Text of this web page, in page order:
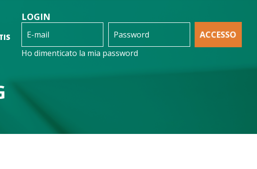
LOGIN
ACCESSO
Ho dimenticato la mia password